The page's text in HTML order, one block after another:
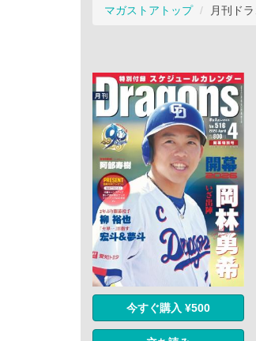
マガストアトップ 月刊ド
今すぐ購入 ¥500